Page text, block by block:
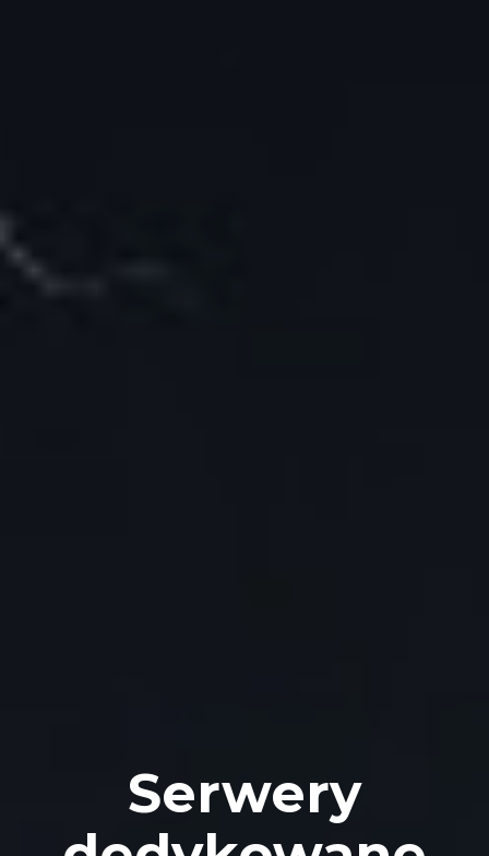
Serwery